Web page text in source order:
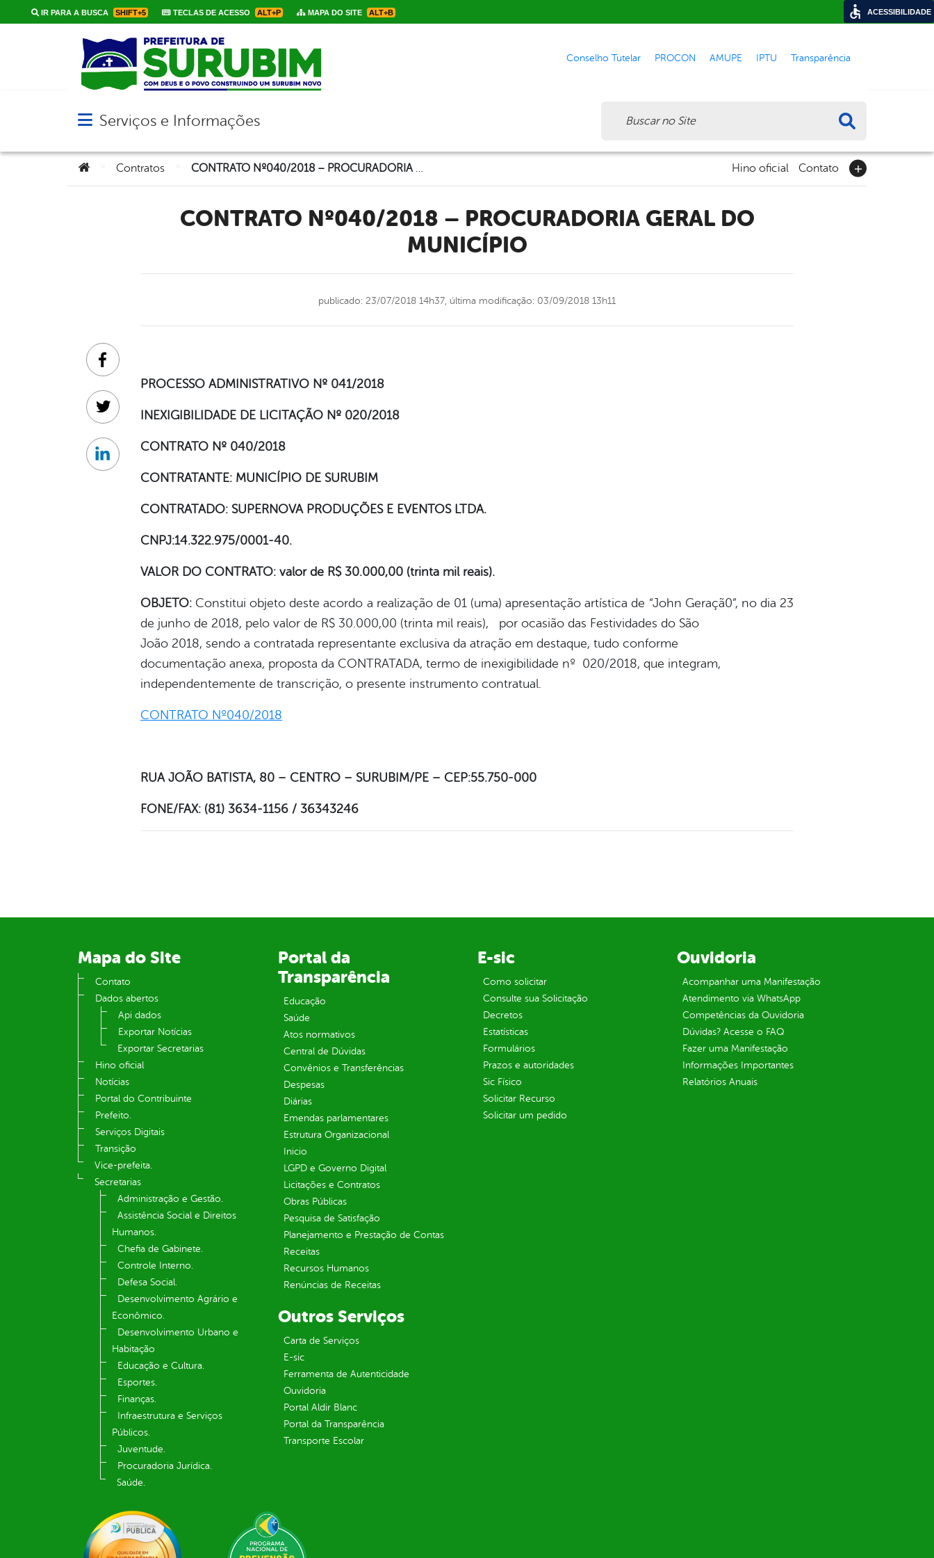
IR PARA A BUSCA SHIFT+5 TECLAS DE ACESSO ALT+P MAPA DO SITE ALT+B
Conselho Tutelar PROCON AMUPE IPTU Transparência
Abrir menu principal de navegação
Serviços e Informações
Você está aqui:
Contratos CONTRATO Nº040/2018 – PROCURADORIA GERAL DO MUNICÍPIO Hino oficial Contato
CONTRATO Nº040/2018 – PROCURADORIA GERAL DO
MUNICÍPIO
publicado: 23/07/2018 14h37, última modificação: 03/09/2018 13h11
PROCESSO ADMINISTRATIVO Nº 041/2018
INEXIGIBILIDADE DE LICITAÇÃO Nº 020/2018
CONTRATO Nº 040/2018
CONTRATANTE: MUNICÍPIO DE SURUBIM
CONTRATADO: SUPERNOVA PRODUÇÕES E EVENTOS LTDA.
CNPJ:14.322.975/0001-40.
VALOR DO CONTRATO: valor de R$ 30.000,00 (trinta mil reais).
OBJETO: Constitui objeto deste acordo a realização de 01 (uma) apresentação artística de “John Geraçã0”, no dia 23
de junho de 2018, pelo valor de R$ 30.000,00 (trinta mil reais), por ocasião das Festividades do São
João 2018, sendo a contratada representante exclusiva da atração em destaque, tudo conforme
documentação anexa, proposta da CONTRATADA, termo de inexigibilidade nº 020/2018, que integram,
independentemente de transcrição, o presente instrumento contratual.
CONTRATO Nº040/2018
RUA JOÃO BATISTA, 80 – CENTRO – SURUBIM/PE – CEP:55.750-000
FONE/FAX: (81) 3634-1156 / 36343246
Facebook
Twitter
Linkedin
Mapa do Site
Contato
Dados abertos
Api dados
Exportar Notícias
Exportar Secretarias
Hino oficial
Notícias
Portal do Contribuinte
Prefeito.
Serviços Digitais
Transição
Vice-prefeita.
Secretarias
Administração e Gestão.
Assistência Social e Direitos
Humanos.
Chefia de Gabinete.
Controle Interno.
Defesa Social.
Desenvolvimento Agrário e
Econômico.
Desenvolvimento Urbano e
Habitação
Educação e Cultura.
Esportes.
Finanças.
Infraestrutura e Serviços
Públicos.
Juventude.
Procuradoria Jurídica.
Saúde.
Portal da
Transparência
Educação
Saúde
Atos normativos
Central de Dúvidas
Convênios e Transferências
Despesas
Diárias
Emendas parlamentares
Estrutura Organizacional
Inicio
LGPD e Governo Digital
Licitações e Contratos
Obras Públicas
Pesquisa de Satisfação
Planejamento e Prestação de Contas
Receitas
Recursos Humanos
Renúncias de Receitas
E-sic
Como solicitar
Consulte sua Solicitação
Decretos
Estatísticas
Formulários
Prazos e autoridades
Sic Físico
Solicitar Recurso
Solicitar um pedido
Ouvidoria
Acompanhar uma Manifestação
Atendimento via WhatsApp
Competências da Ouvidoria
Dúvidas? Acesse o FAQ
Fazer uma Manifestação
Informações Importantes
Relatórios Anuais
Outros Serviços
Carta de Serviços
E-sic
Ferramenta de Autenticidade
Ouvidoria
Portal Aldir Blanc
Portal da Transparência
Transporte Escolar
ACESSIBILIDADE